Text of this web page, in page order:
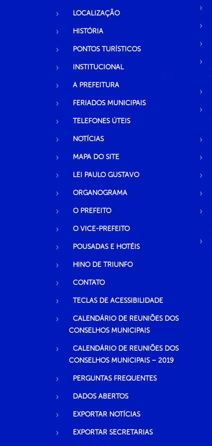
LOCALIZAÇÃO
HISTÓRIA
PONTOS TURÍSTICOS
INSTITUCIONAL
A PREFEITURA
FERIADOS MUNICIPAIS
TELEFONES ÚTEIS
NOTÍCIAS
MAPA DO SITE
LEI PAULO GUSTAVO
ORGANOGRAMA
O PREFEITO
O VICE-PREFEITO
POUSADAS E HOTÉIS
HINO DE TRIUNFO
CONTATO
TECLAS DE ACESSIBILIDADE
CALENDÁRIO DE REUNIÕES DOS
CONSELHOS MUNICIPAIS
CALENDÁRIO DE REUNIÕES DOS
CONSELHOS MUNICIPAIS – 2019
PERGUNTAS FREQUENTES
DADOS ABERTOS
EXPORTAR NOTÍCIAS
EXPORTAR SECRETARIAS